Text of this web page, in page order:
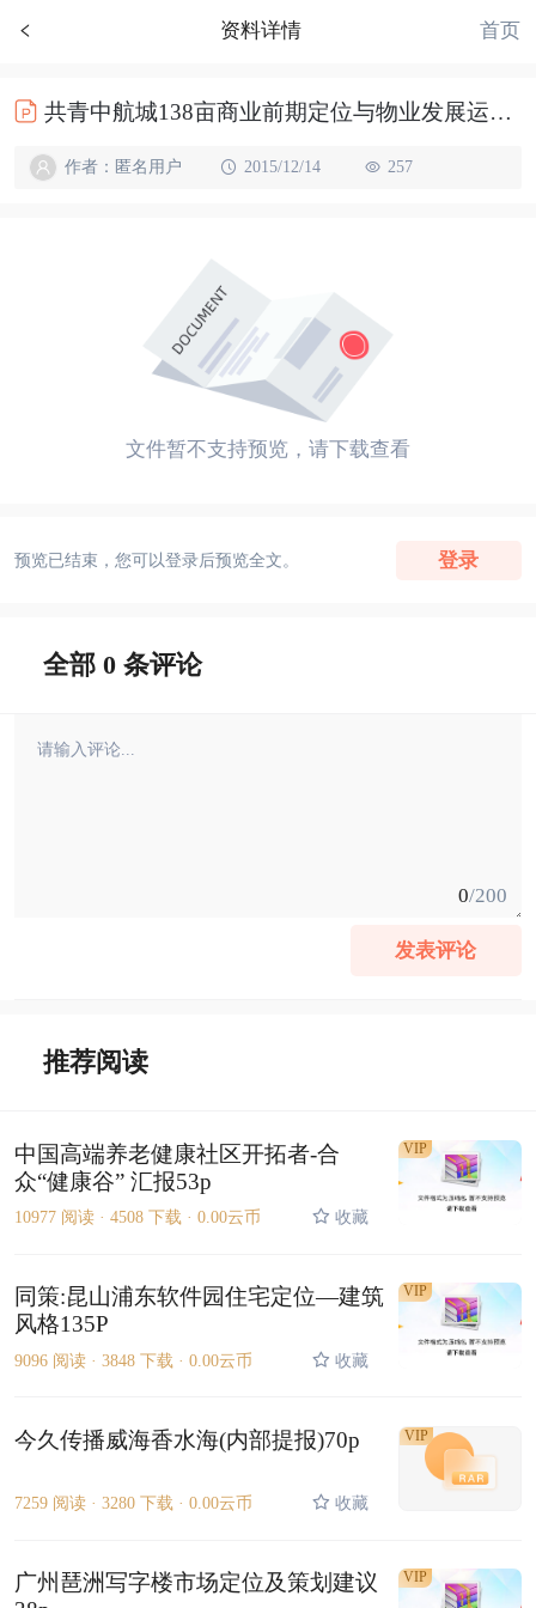
资料详情 首页
共青中航城138亩商业前期定位与物业发展运营建议【统稿】193p
作者：匿名用户 2015/12/14 257
文件暂不支持预览，请下载查看
预览已结束，您可以登录后预览全文。 登录
全部 0 条评论
0/200
发表评论
推荐阅读
中国高端养老健康社区开拓者-合
众“健康谷” 汇报53p
10977 阅读 · 4508 下载 · 0.00云币 收藏
VIP
同策:昆山浦东软件园住宅定位—建筑
风格135P
9096 阅读 · 3848 下载 · 0.00云币 收藏
VIP
今久传播威海香水海(内部提报)70p
7259 阅读 · 3280 下载 · 0.00云币 收藏
VIP
广州琶洲写字楼市场定位及策划建议
VIP